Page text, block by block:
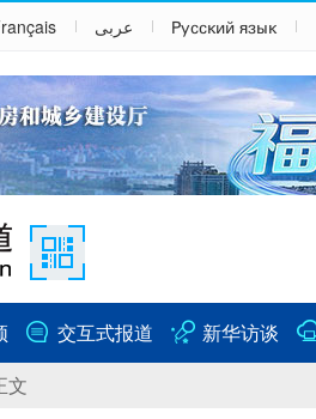
عربى Русский язык
交互式报道 新华访谈
文